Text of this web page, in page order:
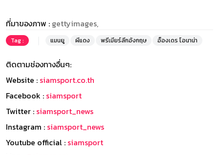
ที่มาของภาพ : gettyimages,
Tag : แมนยู ผีแดง พรีเมียร์ลีกอังกฤษ อ็องเดร โอนาน่า
ติดตามช่องทางอื่นๆ:
Website : siamsport.co.th
Facebook : siamsport
Twitter : siamsport_news
Instagram : siamsport_news
Youtube official : siamsport